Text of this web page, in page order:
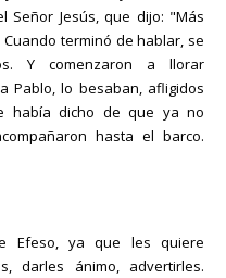
Señor Jesús, que dijo: "Más
terminó de hablar, se
Y comenzaron a llorar
Pablo, lo besaban, afligidos
había dicho de que ya no
hasta el barco.
Efeso, ya que les quiere
darles ánimo, advertirles.